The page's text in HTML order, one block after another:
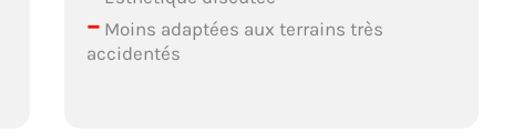
– Moins adaptées aux terrains très
accidentés